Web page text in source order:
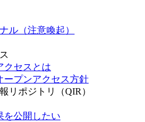
ル（注意喚起）
クセスとは
ープンアクセス方針
リポジトリ（QIR）
を公開したい